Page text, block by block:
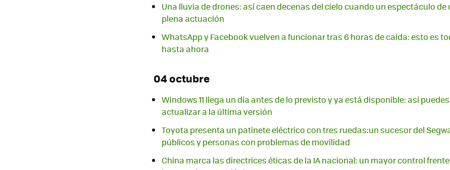
Una lluvia de drones: así caen decenas del cielo cuando un espectáculo de
plena actuación
WhatsApp y Facebook vuelven a funcionar tras 6 horas de caída: esto es
hasta ahora
04 octubre
Windows 11 llega un día antes de lo previsto y ya está disponible: así
actualizar a la última versión
Toyota presenta un patinete eléctrico con tres ruedas:un sucesor del
públicos y personas con problemas de movilidad
China marca las directrices éticas de la IA nacional: un mayor control